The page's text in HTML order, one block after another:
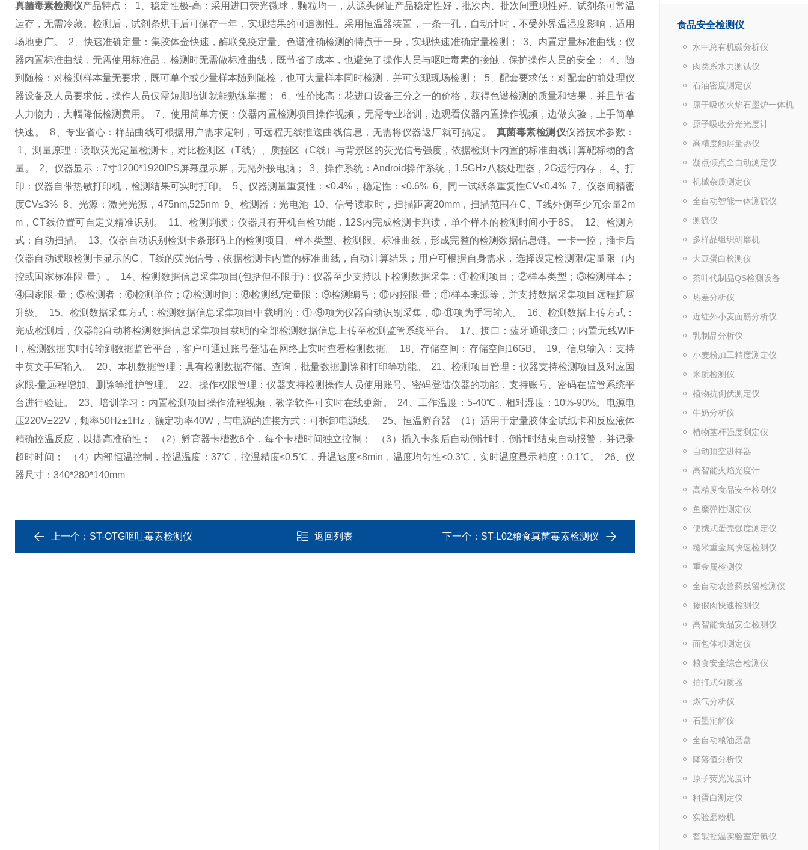
食品安全检测仪
水中总有机碳分析仪
肉类系水力测试仪
石油密度测定仪
原子吸收火焰石墨炉一体机
原子吸收分光光度计
高精度触屏量热仪
凝点倾点全自动测定仪
机械杂质测定仪
全自动智能一体测硫仪
测硫仪
多样品组织研磨机
大豆蛋白检测仪
茶叶代制品QS检测设备
热差分析仪
近红外小麦面筋分析仪
乳制品分析仪
小麦粉加工精度测定仪
米质检测仪
植物抗倒伏测定仪
牛奶分析仪
植物茎杆强度测定仪
自动顶空进样器
高智能火焰光度计
高精度食品安全检测仪
鱼糜弹性测定仪
便携式蛋壳强度测定仪
糙米重金属快速检测仪
重金属检测仪
全自动农兽药残留检测仪
掺假肉快速检测仪
高智能食品安全检测仪
面包体积测定仪
粮食安全综合检测仪
拍打式匀质器
燃气分析仪
石墨消解仪
全自动粮油磨盘
降落值分析仪
原子荧光光度计
粗蛋白测定仪
实验磨粉机
智能控温实验室定氮仪
真菌毒素检测仪产品特点： 1、稳定性极-高：采用进口荧光微球，颗粒均一，从源头保证产品稳定性好，批次内、批次间重现性好。试剂条可常温
运存，无需冷藏。检测后，试剂条烘干后可保存一年，实现结果的可追溯性。采用恒温器装置，一条一孔，自动计时，不受外界温湿度影响，适用
场地更广。 2、快速准确定量：集胶体金快速，酶联免疫定量、色谱准确检测的特点于一身，实现快速准确定量检测；3、内置定量标准曲线：仪
器内置标准曲线，无需使用标准品，检测时无需做标准曲线，既节省了成本，也避免了操作人员与呕吐毒素的接触，保护操作人员的安全； 4、随
到随检：对检测样本量无要求，既可单个或少量样本随到随检，也可大量样本同时检测，并可实现现场检测； 5、配套要求低：对配套的前处理仪
器设备及人员要求低，操作人员仅需短期培训就能熟练掌握； 6、性价比高：花进口设备三分之一的价格，获得色谱检测的质量和结果，并且节省
人力物力，大幅降低检测费用。7、使用简单方便：仪器内置检测项目操作视频，无需专业培训，边观看仪器内置操作视频，边做实验，上手简单
快速。8、专业省心：样品曲线可根据用户需求定制，可远程无线推送曲线信息，无需将仪器返厂就可搞定。真菌毒素检测仪仪器技术参数：
1、测量原理：读取荧光定量检测卡，对比检测区（T线）、质控区（C线）与背景区的荧光信号强度，依据检测卡内置的标准曲线计算靶标物的含
量。 2、仪器显示：7寸1200*1920IPS屏幕显示屏，无需外接电脑； 3、操作系统：Android操作系统，1.5GHz八核处理器，2G运行内存， 4、打
印：仪器自带热敏打印机，检测结果可实时打印。 5、仪器测量重复性：≤0.4%，稳定性：≤0.6%6、同一试纸条重复性CV≤0.4%7、仪器间精密
度CV≤3%8、光源：激光光源，475nm,525nm 9、检测器：光电池 10、信号读取时，扫描距离20mm，扫描范围在C、T线外侧至少冗余量2m
m，CT线位置可自定义精准识别。 11、检测判读：仪器具有开机自检功能，12S内完成检测卡判读，单个样本的检测时间小于8S。 12、检测方
式：自动扫描。 13、仪器自动识别检测卡条形码上的检测项目、样本类型、检测限、标准曲线，形成完整的检测数据信息链。一卡一控，插卡后
仪器自动读取检测卡显示的C、T线的荧光信号，依据检测卡内置的标准曲线，自动计算结果；用户可根据自身需求，选择设定检测限/定量限（内
控或国家标准限-量）。 14、检测数据信息采集项目(包括但不限于)：仪器至少支持以下检测数据采集：①检测项目；②样本类型；③检测样本；
④国家限-量；⑤检测者；⑥检测单位；⑦检测时间；⑧检测线/定量限；⑨检测编号；⑩内控限-量；⑪样本来源等，并支持数据采集项目远程扩展
升级。 15、检测数据采集方式：检测数据信息采集项目中载明的：①-⑨项为仪器自动识别采集，⑩-⑪项为手写输入。 16、检测数据上传方式：
完成检测后，仪器能自动将检测数据信息采集项目载明的全部检测数据信息上传至检测监管系统平台。 17、接口：蓝牙通讯接口；内置无线WIF
I，检测数据实时传输到数据监管平台，客户可通过账号登陆在网络上实时查看检测数据。 18、存储空间：存储空间16GB。 19、信息输入：支持
中英文手写输入。 20、本机数据管理：具有检测数据存储、查询，批量数据删除和打印等功能。 21、检测项目管理：仪器支持检测项目及对应国
家限-量远程增加、删除等维护管理。 22、操作权限管理：仪器支持检测操作人员使用账号、密码登陆仪器的功能，支持账号、密码在监管系统平
台进行验证。 23、培训学习：内置检测项目操作流程视频，教学软件可实时在线更新。 24、工作温度：5-40℃，相对湿度：10%-90%。电源电
压220V±22V，频率50Hz±1Hz，额定功率40W，与电源的连接方式：可拆卸电源线。 25、恒温孵育器
（1）适用于定量胶体金试纸卡和反应液体
精确控温反应，以提高准确性；
（2）孵育器卡槽数6个，每个卡槽时间独立控制；
（3）插入卡条后自动倒计时，倒计时结束自动报警，并记录
超时时间；
（4）内部恒温控制，控温温度：37℃，控温精度≤0.5℃，升温速度≤8min，温度均匀性≤0.3℃，实时温度显示精度：0.1℃。 26、仪
器尺寸：340*280*140mm
上一个： ST-OTG呕吐毒素检测仪 返回列表 下一个： ST-L02粮食真菌毒素检测仪